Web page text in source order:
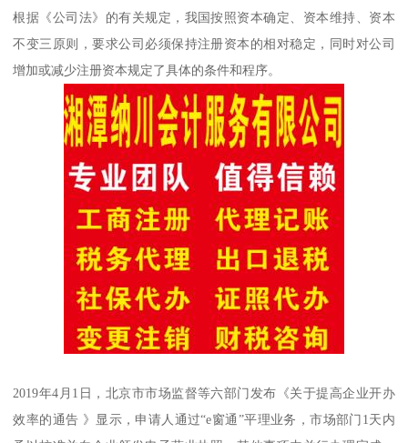
根据《公司法》的有关规定，我国按照资本确定、资本维持、资本
不变三原则，要求公司必须保持注册资本的相对稳定，同时对公司
增加或减少注册资本规定了具体的条件和程序。
2019年4月1日，北京市市场监督等六部门发布《关于提高企业开办
效率的通告 》显示，申请人通过“e窗通”平理业务，市场部门1天内